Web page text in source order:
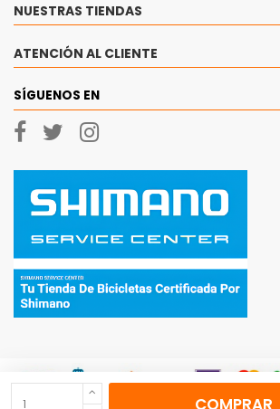
COMPRAR
NUESTRAS TIENDAS
ATENCIÓN AL CLIENTE
SÍGUENOS EN